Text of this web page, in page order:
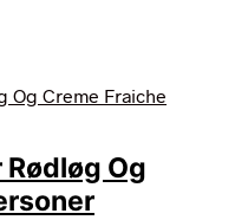
kr..
kr..
Og